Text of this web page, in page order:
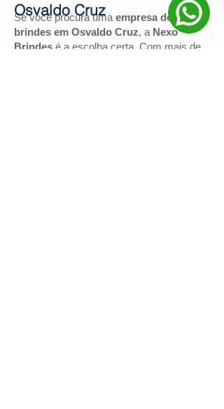
Se você procura uma empresa de
brindes em Osvaldo Cruz, a Nexo
Brindes é a escolha certa. Com mais de
Osvaldo Cruz